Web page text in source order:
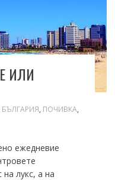
ИЛИ
БЪЛГАРИЯ, ПОЧИВКА,
ежедневие
лукс, а на